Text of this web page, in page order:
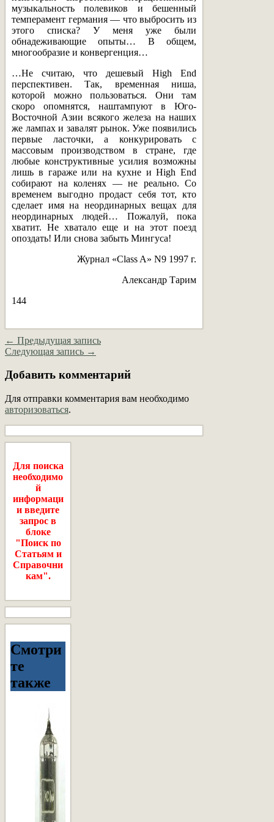
музыкальность полевиков и бешенный
темперамент германия — что выбросить из
этого списка? У меня уже были
обнадеживающие опыты… В общем,
многообразие и конвергенция…
…Не считаю, что дешевый High End
перспективен. Так, временная ниша,
которой можно пользоваться. Они там
скоро опомнятся, наштампуют в Юго-
Восточной Азии всякого железа на наших
же лампах и завалят рынок. Уже появились
первые ласточки, а конкурировать с
массовым производством в стране, где
любые конструктивные усилия возможны
лишь в гараже или на кухне и High End
собирают на коленях — не реально. Со
временем выгодно продаст себя тот, кто
сделает имя на неординарных вещах для
неординарных людей… Пожалуй, пока
хватит. Не хватало еще и на этот поезд
опоздать! Или снова забыть Мингуса!
Журнал «Class A» N9 1997 г.
Александр Тарим
144
← Предыдущая запись
Следующая запись →
Добавить комментарий
Для отправки комментария вам необходимо
авторизоваться.
Для поиска
необходимо
й
информаци
и введите
запрос в
блоке
"Поиск по
Статьям и
Справочни
кам".
Смотри
те
также